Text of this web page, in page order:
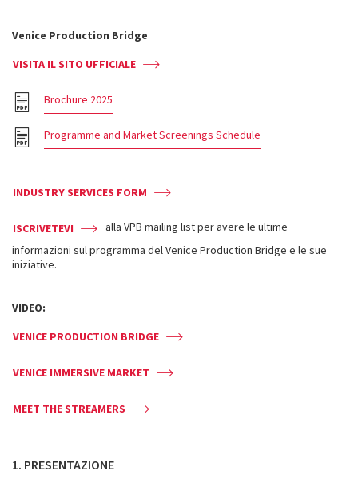
Venice Production Bridge
VISITA IL SITO UFFICIALE
Brochure 2025
Programme and Market Screenings Schedule
INDUSTRY SERVICES FORM
ISCRIVETEVI
alla VPB mailing list per avere le ultime
informazioni sul programma del Venice Production Bridge e le sue
iniziative.
VIDEO:
VENICE PRODUCTION BRIDGE
VENICE IMMERSIVE MARKET
MEET THE STREAMERS
1. PRESENTAZIONE